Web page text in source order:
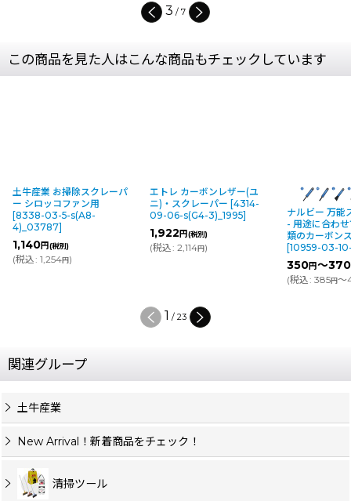
3 / 7
この商品を見た人はこんな商品もチェックしています
土牛産業 お掃除スクレーパ
ー シロッコファン用
[8338-03-5-s(A8-
4)_03787]
1,140円(税別)
(税込: 1,254円)
エトレ カーボンレザー(ユ
ニ)・スクレーパー [4314-
09-06-s(G4-3)_1995]
1,922円(税別)
(税込: 2,114円)
ナルビー 万能
- 用途に合わ
類のカーボン
[10959-03-
350円～370
(税込: 385円～
1 / 23
関連グループ
土牛産業
New Arrival！新着商品をチェック！
清掃ツール